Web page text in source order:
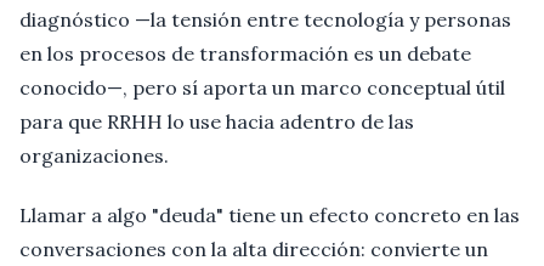
diagnóstico —la tensión entre tecnología y personas
en los procesos de transformación es un debate
conocido—, pero sí aporta un marco conceptual útil
para que RRHH lo use hacia adentro de las
organizaciones.
Llamar a algo "deuda" tiene un efecto concreto en las
conversaciones con la alta dirección: convierte un